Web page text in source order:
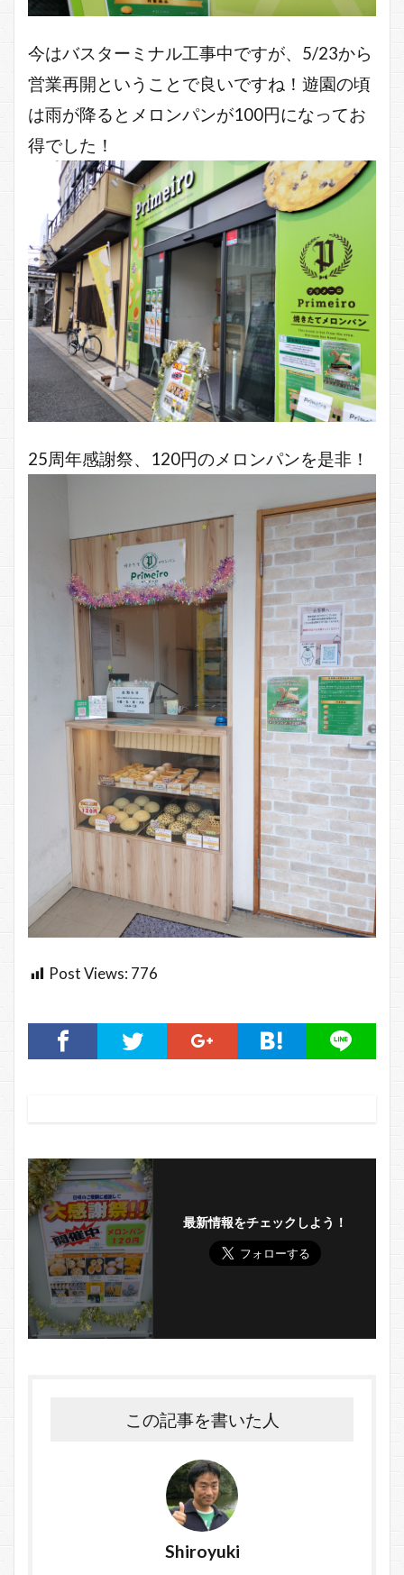
今はバスターミナル工事中ですが、5/23から
営業再開ということで良いですね！遊園の頃
は雨が降るとメロンパンが100円になってお
得でした！
25周年感謝祭、120円のメロンパンを是非！
Post Views: 776
最新情報をチェックしよう！
この記事を書いた人
Shiroyuki